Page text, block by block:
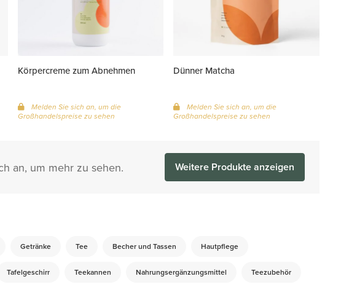
Körpercreme zum Abnehmen
Melden Sie sich an, um die
Großhandelspreise zu sehen
Dünner Matcha
Melden Sie sich an, um die
Großhandelspreise zu sehen
an, um mehr zu sehen. Weitere Produkte anzeigen
Getränke Tee Becher und Tassen Hautpflege
Tafelgeschirr Teekannen Nahrungsergänzungsmittel Teezubehör